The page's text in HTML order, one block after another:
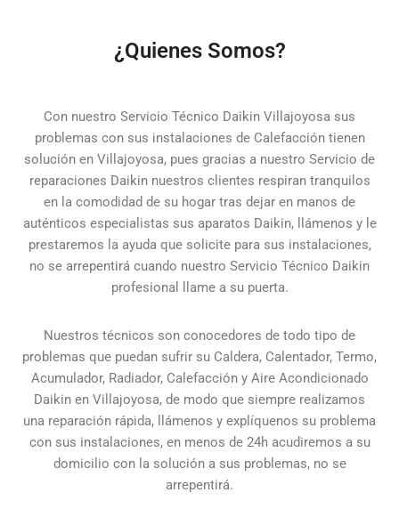
¿Quienes Somos?
Con nuestro Servicio Técnico Daikin Villajoyosa sus
problemas con sus instalaciones de Calefacción tienen
solución en Villajoyosa, pues gracias a nuestro Servicio de
reparaciones Daikin nuestros clientes respiran tranquilos
en la comodidad de su hogar tras dejar en manos de
auténticos especialistas sus aparatos Daikin, llámenos y le
prestaremos la ayuda que solicite para sus instalaciones,
no se arrepentirá cuando nuestro Servicio Técnico Daikin
profesional llame a su puerta.
Nuestros técnicos son conocedores de todo tipo de
problemas que puedan sufrir su Caldera, Calentador, Termo,
Acumulador, Radiador, Calefacción y Aire Acondicionado
Daikin en Villajoyosa, de modo que siempre realizamos
una reparación rápida, llámenos y explíquenos su problema
con sus instalaciones, en menos de 24h acudiremos a su
domicilio con la solución a sus problemas, no se
arrepentirá.